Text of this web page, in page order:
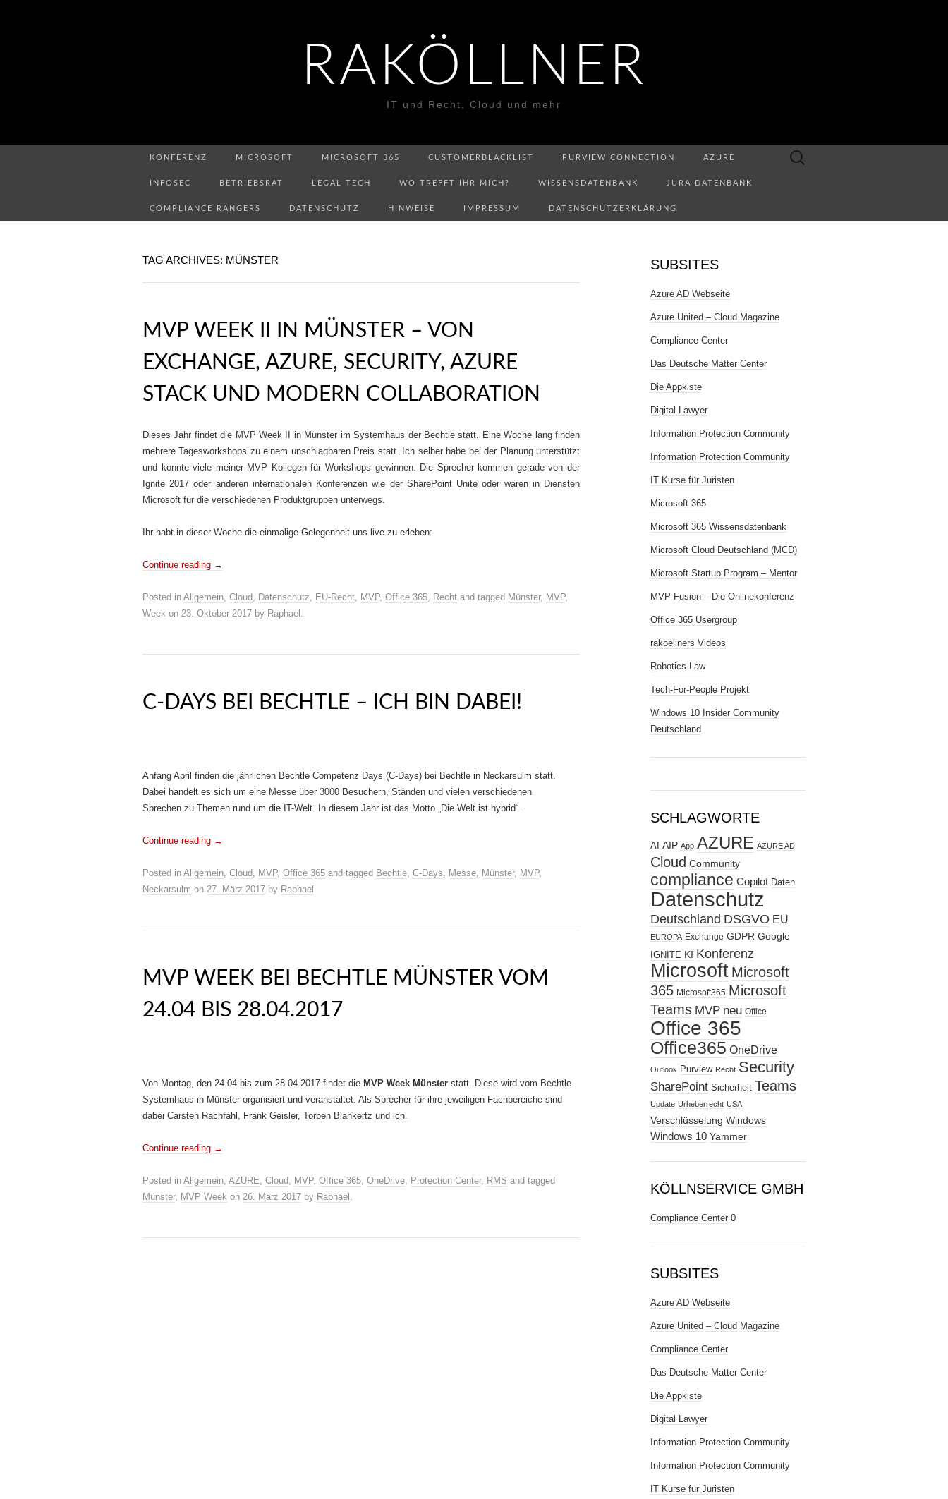
RAKÖLLNER
IT und Recht, Cloud und mehr
KONFERENZ MICROSOFT MICROSOFT 365 CUSTOMERBLACKLIST PURVIEW CONNECTION AZURE
INFOSEC BETRIEBSRAT LEGAL TECH WO TREFFT IHR MICH? WISSENSDATENBANK JURA DATENBANK
COMPLIANCE RANGERS DATENSCHUTZ HINWEISE IMPRESSUM DATENSCHUTZERKLÄRUNG
Suchen
TAG ARCHIVES: MÜNSTER
MVP WEEK II IN MÜNSTER – VON
EXCHANGE, AZURE, SECURITY, AZURE
STACK UND MODERN COLLABORATION
Dieses Jahr findet die MVP Week II in Münster im Systemhaus der Bechtle statt. Eine Woche lang finden
mehrere Tagesworkshops zu einem unschlagbaren Preis statt. Ich selber habe bei der Planung unterstützt
und konnte viele meiner MVP Kollegen für Workshops gewinnen. Die Sprecher kommen gerade von der
Ignite 2017 oder anderen internationalen Konferenzen wie der SharePoint Unite oder waren in Diensten
Microsoft für die verschiedenen Produktgruppen unterwegs.
Ihr habt in dieser Woche die einmalige Gelegenheit uns live zu erleben:
Continue reading →
Posted in Allgemein, Cloud, Datenschutz, EU-Recht, MVP, Office 365, Recht and tagged Münster, MVP,
Week on 23. Oktober 2017 by Raphael .
C-DAYS BEI BECHTLE – ICH BIN DABEI!
Anfang April finden die jährlichen Bechtle Competenz Days (C-Days) bei Bechtle in Neckarsulm statt.
Dabei handelt es sich um eine Messe über 3000 Besuchern, Ständen und vielen verschiedenen
Sprechen zu Themen rund um die IT-Welt. In diesem Jahr ist das Motto „Die Welt ist hybrid“.
Continue reading →
Posted in Allgemein, Cloud, MVP, Office 365 and tagged Bechtle, C-Days, Messe, Münster, MVP,
Neckarsulm on 27. März 2017 by Raphael .
MVP WEEK BEI BECHTLE MÜNSTER VOM
24.04 BIS 28.04.2017
Von Montag, den 24.04 bis zum 28.04.2017 findet die MVP Week Münster statt. Diese wird vom Bechtle
Systemhaus in Münster organisiert und veranstaltet. Als Sprecher für ihre jeweiligen Fachbereiche sind
dabei Carsten Rachfahl, Frank Geisler, Torben Blankertz und ich.
Continue reading →
Posted in Allgemein, AZURE, Cloud, MVP, Office 365, OneDrive, Protection Center, RMS and tagged
Münster, MVP Week on 26. März 2017 by Raphael .
SUBSITES
Azure AD Webseite
Azure United – Cloud Magazine
Compliance Center
Das Deutsche Matter Center
Die Appkiste
Digital Lawyer
Information Protection Community
Information Protection Community
IT Kurse für Juristen
Microsoft 365
Microsoft 365 Wissensdatenbank
Microsoft Cloud Deutschland (MCD)
Microsoft Startup Program – Mentor
MVP Fusion – Die Onlinekonferenz
Office 365 Usergroup
rakoellners Videos
Robotics Law
Tech-For-People Projekt
Windows 10 Insider Community
Deutschland
SCHLAGWORTE
AI AIP App AZURE AZURE AD
Cloud Community
compliance Copilot Daten
Datenschutz
Deutschland DSGVO EU
EUROPA Exchange GDPR Google
IGNITE KI Konferenz
Microsoft Microsoft
365 Microsoft365 Microsoft
Teams MVP neu Office
Office 365
Office365 OneDrive
Outlook Purview Recht Security
SharePoint Sicherheit Teams
Update Urheberrecht USA
Verschlüsselung Windows
Windows 10 Yammer
KÖLLNSERVICE GMBH
Compliance Center 0
SUBSITES
Azure AD Webseite
Azure United – Cloud Magazine
Compliance Center
Das Deutsche Matter Center
Die Appkiste
Digital Lawyer
Information Protection Community
Information Protection Community
IT Kurse für Juristen